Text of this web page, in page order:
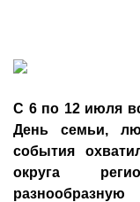
С 6 по 12 июля
День семьи,
события
округа